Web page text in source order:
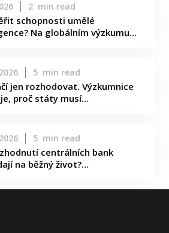
2 min read
schopnosti umělé
Na globálním výzkumu…
5 min read
jen rozhodovat. Výzkumnice
proč státy musí…
5 min read
centrálních bank
na běžný život?…